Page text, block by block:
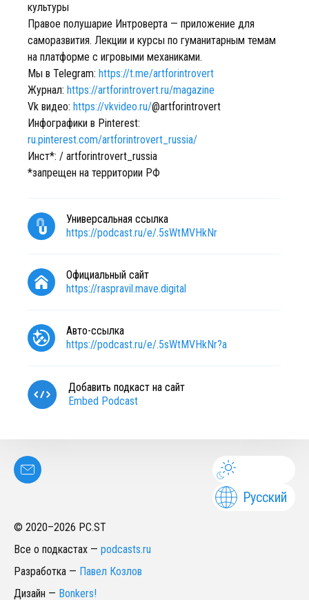
культуры
Правое полушарие Интроверта — приложение для
саморазвития. Лекции и курсы по гуманитарным темам
на платформе с игровыми механиками.
Мы в Telegram: https://t.me/artforintrovert
Журнал: https://artforintrovert.ru/magazine
Vk видео: https://vkvideo.ru/@artforintrovert
Инфографики в Pinterest:
ru.pinterest.com/artforintrovert_russia/
Инст*: / artforintrovert_russia
*запрещен на территории РФ
Универсальная ссылка
https://podcast.ru/e/.5sWtMVHkNr
Официальный сайт
https://raspravil.mave.digital
Авто-ссылка
https://podcast.ru/e/.5sWtMVHkNr?a
Добавить подкаст на сайт
Embed Podcast
Русский
© 2020–2026 PC.ST
Все о подкастах — podcasts.ru
Разработка — Павел Козлов
Дизайн — Bonkers!